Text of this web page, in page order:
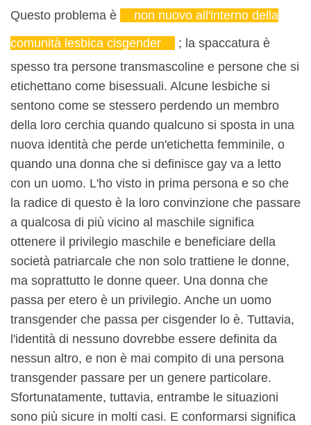
Questo problema è
non nuovo all'interno della
comunità lesbica cisgender
; la spaccatura è
spesso tra persone transmascoline e persone che si
etichettano come bisessuali. Alcune lesbiche si
sentono come se stessero perdendo un membro
della loro cerchia quando qualcuno si sposta in una
nuova identità che perde un'etichetta femminile, o
quando una donna che si definisce gay va a letto
con un uomo. L'ho visto in prima persona e so che
la radice di questo è la loro convinzione che passare
a qualcosa di più vicino al maschile significa
ottenere il privilegio maschile e beneficiare della
società patriarcale che non solo trattiene le donne,
ma soprattutto le donne queer. Una donna che
passa per etero è un privilegio. Anche un uomo
transgender che passa per cisgender lo è. Tuttavia,
l'identità di nessuno dovrebbe essere definita da
nessun altro, e non è mai compito di una persona
transgender passare per un genere particolare.
Sfortunatamente, tuttavia, entrambe le situazioni
sono più sicure in molti casi. E conformarsi significa